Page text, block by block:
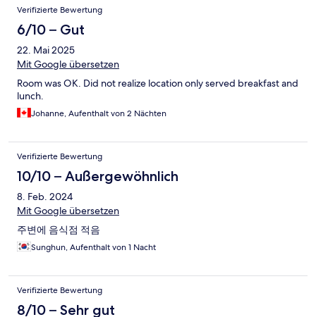
Verifizierte Bewertung
6/10 – Gut
22. Mai 2025
Mit Google übersetzen
Room was OK. Did not realize location only served breakfast and
lunch.
Johanne, Aufenthalt von 2 Nächten
Verifizierte Bewertung
10/10 – Außergewöhnlich
8. Feb. 2024
Mit Google übersetzen
주변에 음식점 적음
Sunghun, Aufenthalt von 1 Nacht
Verifizierte Bewertung
8/10 – Sehr gut